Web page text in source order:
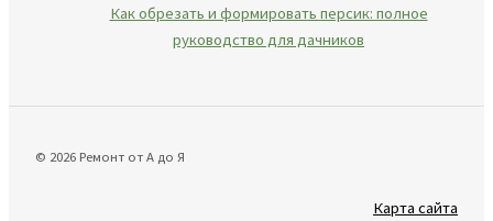
Как обрезать и формировать персик: полное
руководство для дачников
© 2026 Ремонт от А до Я
Карта сайта